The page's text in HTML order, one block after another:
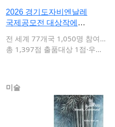
2026 경기도자비엔날레
국제공모전 대상작에
전 세계 77개국 1,050명 참여…
총 1,397점 출품대상 1점·우수
미술